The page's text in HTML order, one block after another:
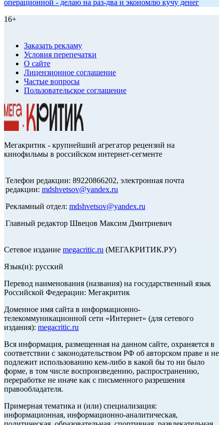
операционной - делаю на раз-два и экономлю кучу денег
16+
Заказать рекламу
Условия перепечатки
О сайте
Лицензионное соглашение
Частые вопросы
Пользовательское соглашение
Мегакритик - крупнейший агрегатор рецензий на
кинофильмы в российском интернет-сегменте
Телефон редакции: 89220866202, электронная почта
редакции: mdshvetsov@yandex.ru
Рекламный отдел: mdshvetsov@yandex.ru
Главный редактор Швецов Максим Дмитриевич
Сетевое издание megacritic.ru (МЕГАКРИТИК.РУ)
Язык(и): русский
Перевод наименования (названия) на государственный язык
Российской Федерации: Мегакритик
Доменное имя сайта в информационно-
телекоммуникационной сети «Интернет» (для сетевого
издания): megacritic.ru
Вся информация, размещенная на данном сайте, охраняется в
соответствии с законодательством РФ об авторском праве и не
подлежит использованию кем-либо в какой бы то ни было
форме, в том числе воспроизведению, распространению,
переработке не иначе как с письменного разрешения
правообладателя.
Примерная тематика и (или) специализация:
информационная, информационно-аналитическая,